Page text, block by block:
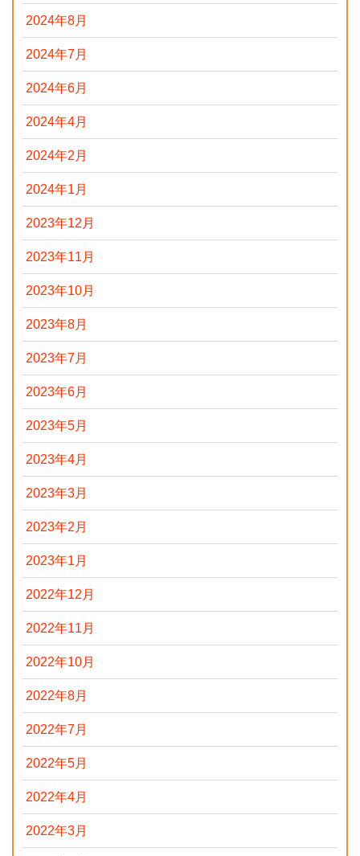
2024年8月
2024年7月
2024年6月
2024年4月
2024年2月
2024年1月
2023年12月
2023年11月
2023年10月
2023年8月
2023年7月
2023年6月
2023年5月
2023年4月
2023年3月
2023年2月
2023年1月
2022年12月
2022年11月
2022年10月
2022年8月
2022年7月
2022年5月
2022年4月
2022年3月